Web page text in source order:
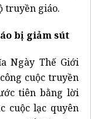
truyền giáo.
bị giảm sút
Ngày Thế Giới
cuộc truyền
tiên bằng lời
cuộc lạc quyên